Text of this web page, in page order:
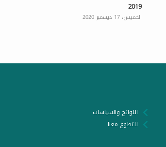
2019
الخميس، 17 ديسمبر 2020
اللوائح والسياسات
للتطوع معنا